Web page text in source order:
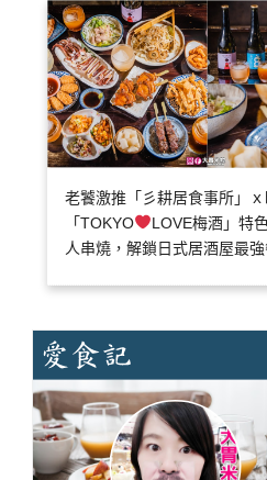
老饕激推「彡耕居食事所」
「TOKYO
LOVE梅酒」特
人串燒，解鎖日式居酒屋最強